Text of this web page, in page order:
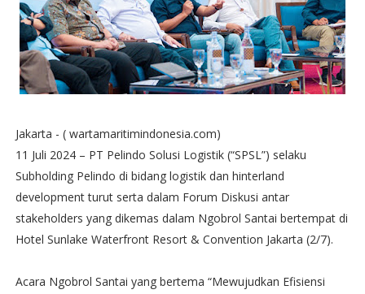
Jakarta - ( wartamaritimindonesia.com)
11 Juli 2024 – PT Pelindo Solusi Logistik (“SPSL”) selaku
Subholding Pelindo di bidang logistik dan hinterland
development turut serta dalam Forum Diskusi antar
stakeholders yang dikemas dalam Ngobrol Santai bertempat di
Hotel Sunlake Waterfront Resort & Convention Jakarta (2/7).
Acara Ngobrol Santai yang bertema “Mewujudkan Efisiensi